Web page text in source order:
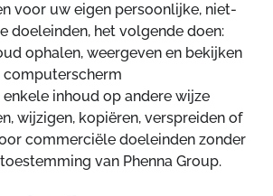
voor uw eigen persoonlijke, niet-
doeleinden, het volgende doen:
ophalen, weergeven en bekijken
computerscherm
enkele inhoud op andere wijze
wijzigen, kopiëren, verspreiden of
commerciële doeleinden zonder
van Phenna Group.